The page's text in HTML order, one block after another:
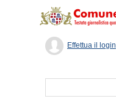
Effettua il login